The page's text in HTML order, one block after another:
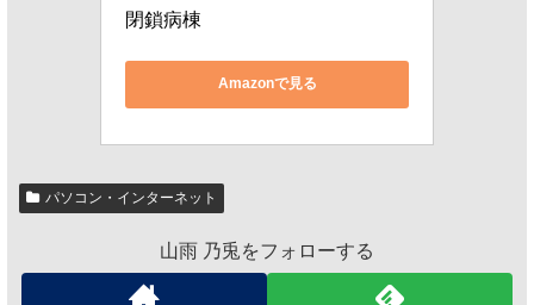
閉鎖病棟
Amazonで見る
パソコン・インターネット
山雨 乃兎をフォローする